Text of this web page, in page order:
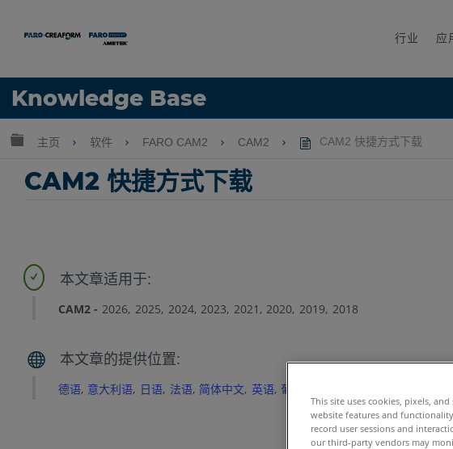
行业 应
Knowledge Base
语言
扩展/隐缩全局层次
主页 软件 FARO CAM2 CAM2 CAM2 快捷方式下载
CAM2 快捷方式下载
CAM2 2026 2025 2024 2023 2021 2020 2019 2018
德语 意大利语 日语 法语 简体中文 英语 葡萄牙语
This site uses cookies, pixels,
website features and
record user sessions and
our third-party vendors may